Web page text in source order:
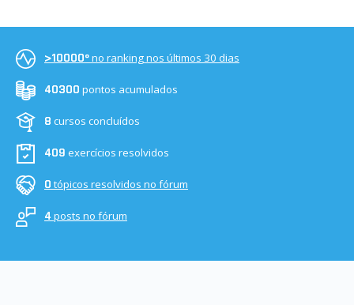
>10000ºno ranking nos últimos 30 dias
40300 pontos acumulados
8 cursos concluídos
409 exercícios resolvidos
0 tópicos resolvidos no fórum
4posts no fórum